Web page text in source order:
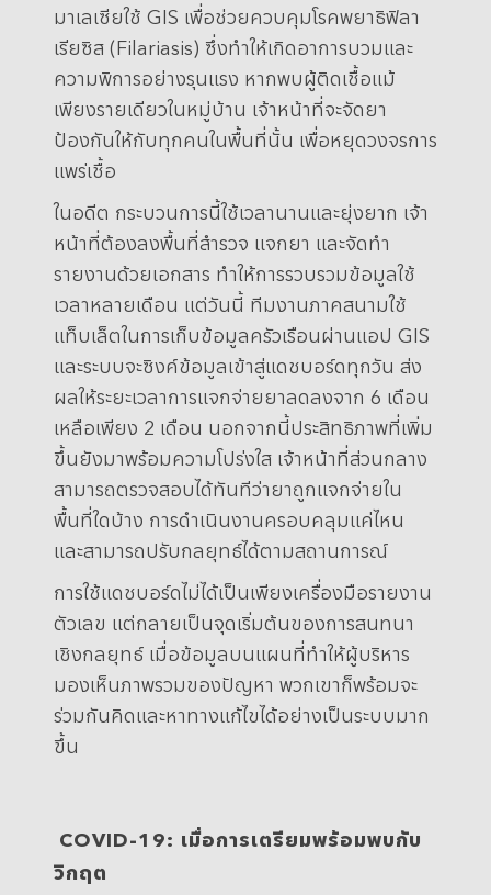
มาเลเซียใช้ GIS เพื่อช่วยควบคุมโรคพยาธิฟิลา
เรียซิส (Filariasis) ซึ่งทำให้เกิดอาการบวมและ
ความพิการอย่างรุนแรง หากพบผู้ติดเชื้อแม้
เพียงรายเดียวในหมู่บ้าน เจ้าหน้าที่จะจัดยา
ป้องกันให้กับทุกคนในพื้นที่นั้น เพื่อหยุดวงจรการ
แพร่เชื้อ
ในอดีต กระบวนการนี้ใช้เวลานานและยุ่งยาก เจ้า
หน้าที่ต้องลงพื้นที่สำรวจ แจกยา และจัดทำ
รายงานด้วยเอกสาร ทำให้การรวบรวมข้อมูลใช้
เวลาหลายเดือน แต่วันนี้ ทีมงานภาคสนามใช้
แท็บเล็ตในการเก็บข้อมูลครัวเรือนผ่านแอป GIS
และระบบจะซิงค์ข้อมูลเข้าสู่แดชบอร์ดทุกวัน ส่ง
ผลให้ระยะเวลาการแจกจ่ายยาลดลงจาก 6 เดือน
เหลือเพียง 2 เดือน นอกจากนี้ประสิทธิภาพที่เพิ่ม
ขึ้นยังมาพร้อมความโปร่งใส เจ้าหน้าที่ส่วนกลาง
สามารถตรวจสอบได้ทันทีว่ายาถูกแจกจ่ายใน
พื้นที่ใดบ้าง การดำเนินงานครอบคลุมแค่ไหน
และสามารถปรับกลยุทธ์ได้ตามสถานการณ์
การใช้แดชบอร์ดไม่ได้เป็นเพียงเครื่องมือรายงาน
ตัวเลข แต่กลายเป็นจุดเริ่มต้นของการสนทนา
เชิงกลยุทธ์ เมื่อข้อมูลบนแผนที่ทำให้ผู้บริหาร
มองเห็นภาพรวมของปัญหา พวกเขาก็พร้อมจะ
ร่วมกันคิดและหาทางแก้ไขได้อย่างเป็นระบบมาก
ขึ้น
COVID-19: เมื่อการเตรียมพร้อมพบกับ
วิกฤต